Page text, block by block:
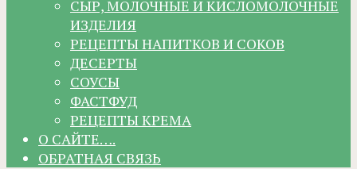
СЫР, МОЛОЧНЫЕ И КИСЛОМОЛОЧНЫЕ
ИЗДЕЛИЯ
РЕЦЕПТЫ НАПИТКОВ И СОКОВ
ДЕСЕРТЫ
СОУСЫ
ФАСТФУД
РЕЦЕПТЫ КРЕМА
О САЙТЕ….
ОБРАТНАЯ СВЯЗЬ